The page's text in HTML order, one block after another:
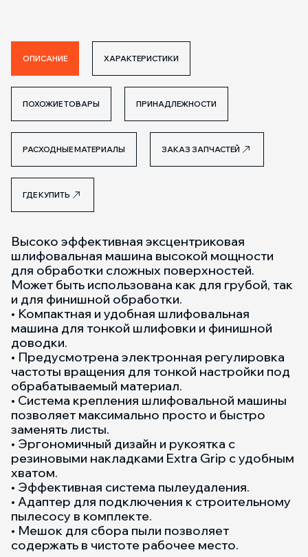
ОПИСАНИЕ ХАРАКТЕРИСТИКИ
ПОХОЖИЕ ТОВАРЫ ПРИНАДЛЕЖНОСТИ
РАСХОДНЫЕ МАТЕРИАЛЫ ЗАКАЗ ЗАПЧАСТЕЙ
ГДЕ КУПИТЬ
Высоко эффективная эксцентриковая
шлифовальная машина высокой мощности
для обработки сложных поверхностей.
Может быть использована как для грубой, так
и для финишной обработки.
• Компактная и удобная шлифовальная
машина для тонкой шлифовки и финишной
доводки.
• Предусмотрена электронная регулировка
частоты вращения для тонкой настройки под
обрабатываемый материал.
• Система крепления шлифовальной машины
позволяет максимально просто и быстро
заменять листы.
• Эргономичный дизайн и рукоятка с
резиновыми накладками Extra Grip с удобным
хватом.
• Эффективная система пылеудаления.
• Адаптер для подключения к строительному
пылесосу в комплекте.
• Мешок для сбора пыли позволяет
содержать в чистоте рабочее место.